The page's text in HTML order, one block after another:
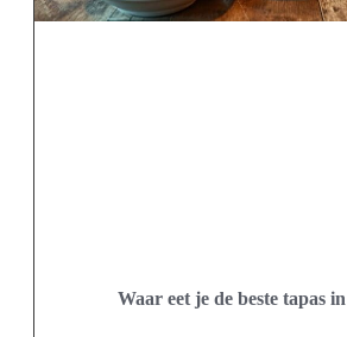
Waar eet je de beste tapas